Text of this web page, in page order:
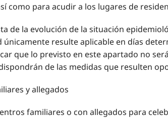
como para acudir a los lugares de
de la evolución de la situación
únicamente resulte aplicable en días
que lo previsto en este apartado no
de las medidas que resulten
y allegados
familiares o con allegados para